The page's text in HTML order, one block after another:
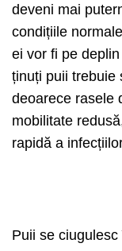
deveni mai
condițiile
ei vor fi pe
ținuți puii trebuie
deoarece rasele
mobilitate
rapidă a
Puii se